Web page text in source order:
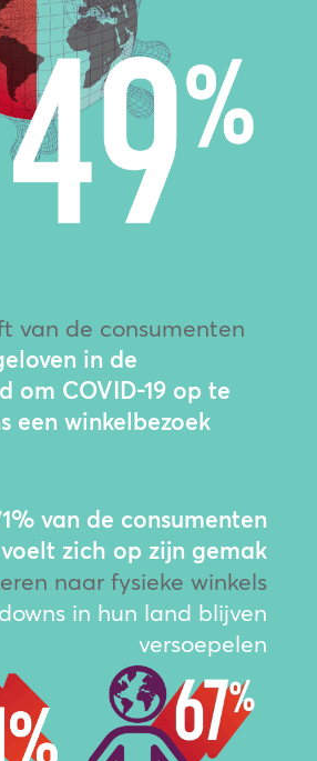
van de consumenten
in de
om COVID-19 op te
een winkelbezoek
van de consumenten
zich op zijn gemak
naar fysieke winkels
in hun land blijven
versoepelen